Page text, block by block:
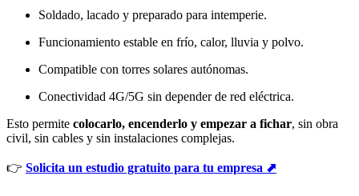
Soldado, lacado y preparado para intemperie.
Funcionamiento estable en frío, calor, lluvia y polvo.
Compatible con torres solares autónomas.
Conectividad 4G/5G sin depender de red eléctrica.
Esto permite colocarlo, encenderlo y empezar a fichar, sin obra
civil, sin cables y sin instalaciones complejas.
👉 Solicita un estudio gratuito para tu empresa ⬈